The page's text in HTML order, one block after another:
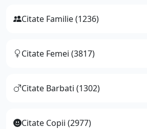
Citate Familie (1236)
Citate Femei (3817)
Citate Barbati (1302)
Citate Copii (2977)